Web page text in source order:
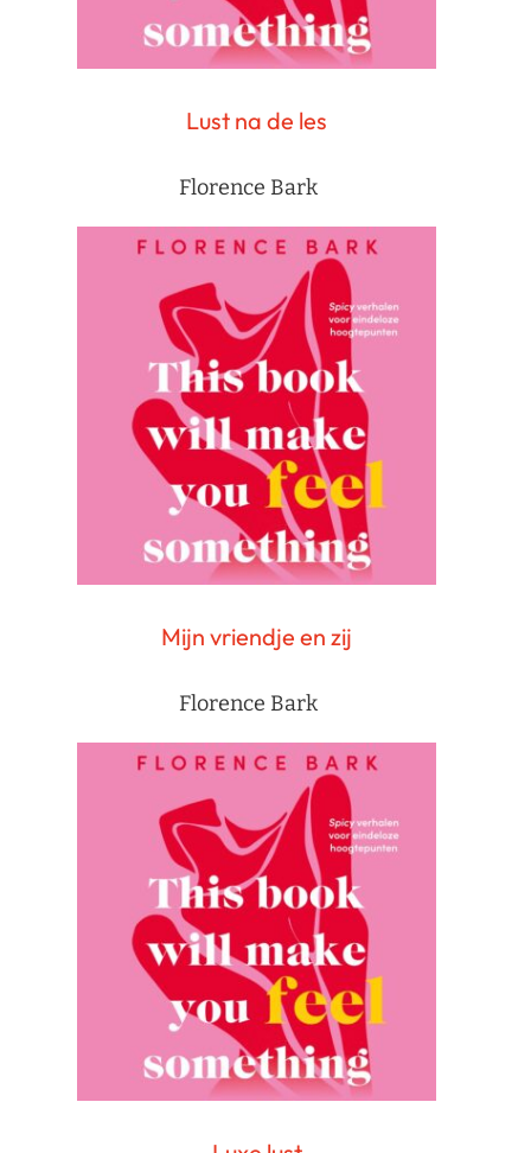
Lust na de les
Florence Bark
Mijn vriendje en zij
Florence Bark